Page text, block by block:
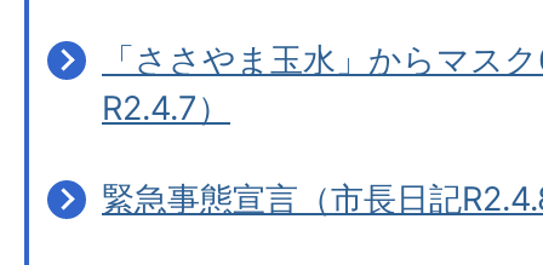
「ささやま玉水」からマス
R2.4.7）
緊急事態宣言（市長日記